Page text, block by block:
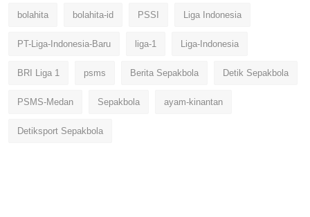
bolahita bolahita-id PSSI Liga Indonesia
PT-Liga-Indonesia-Baru liga-1 Liga-Indonesia
BRI Liga 1 psms Berita Sepakbola Detik Sepakbola
PSMS-Medan Sepakbola ayam-kinantan
Detiksport Sepakbola